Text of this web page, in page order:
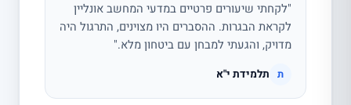
"לקחתי שיעורים פרטיים במדעי המחשב אונליין
לקראת הבגרות. ההסברים היו מצוינים, התרגול היה
מדויק, והגעתי למבחן עם ביטחון מלא."
ת תלמידת י"א